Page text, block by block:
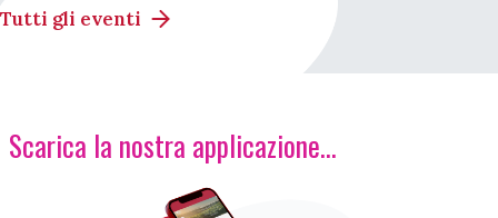
Tutti gli eventi
Scarica la nostra applicazione...
Immagine